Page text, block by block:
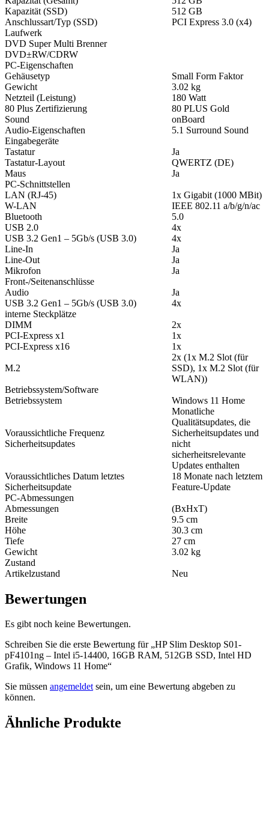
Kapazität (SSD)
512 GB
Anschlussart/Typ (SSD)
PCI Express 3.0 (x4)
Laufwerk
DVD Super Multi Brenner
DVD±RW/CDRW
PC-Eigenschaften
Gehäusetyp
Small Form Faktor
Gewicht
3.02 kg
Netzteil (Leistung)
180 Watt
80 Plus Zertifizierung
80 PLUS Gold
Sound
onBoard
Audio-Eigenschaften
5.1 Surround Sound
Eingabegeräte
Tastatur
Ja
Tastatur-Layout
QWERTZ (DE)
Maus
Ja
PC-Schnittstellen
LAN (RJ-45)
1x Gigabit (1000 MBit)
W-LAN
IEEE 802.11 a/b/g/n/ac
Bluetooth
5.0
USB 2.0
4x
USB 3.2 Gen1 – 5Gb/s (USB 3.0)
4x
Line-In
Ja
Line-Out
Ja
Mikrofon
Ja
Front-/Seitenanschlüsse
Audio
Ja
USB 3.2 Gen1 – 5Gb/s (USB 3.0)
4x
interne Steckplätze
DIMM
2x
PCI-Express x1
1x
PCI-Express x16
1x
M.2
2x (1x M.2 Slot (für
SSD), 1x M.2 Slot (für
WLAN))
Betriebssystem/Software
Betriebssystem
Windows 11 Home
Voraussichtliche Frequenz
Sicherheitsupdates
Monatliche
Qualitätsupdates, die
Sicherheitsupdates und
nicht
sicherheitsrelevante
Updates enthalten
Voraussichtliches Datum letztes
Sicherheitsupdate
18 Monate nach letztem
Feature-Update
PC-Abmessungen
Abmessungen
(BxHxT)
Breite
9.5 cm
Höhe
30.3 cm
Tiefe
27 cm
Gewicht
3.02 kg
Zustand
Artikelzustand
Neu
Bewertungen
Es gibt noch keine Bewertungen.
Schreiben Sie die erste Bewertung für „HP Slim Desktop S01-
pF4101ng – Intel i5-14400, 16GB RAM, 512GB SSD, Intel HD
Grafik, Windows 11 Home“
Sie müssen angemeldetsein, um eine Bewertung abgeben zu
können.
Ähnliche Produkte